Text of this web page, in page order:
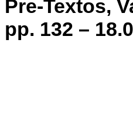
Pre-Textos,
pp. 132 –